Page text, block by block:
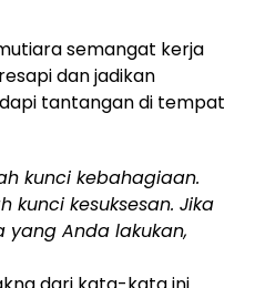
semangat kerja
dan jadikan
tantangan di tempat
kunci kebahagiaan.
kunci kesuksesan. Jika
Anda lakukan,